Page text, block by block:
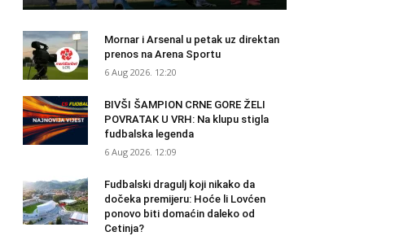
Mornar i Arsenal u petak uz direktan
prenos na Arena Sportu
6 Aug 2026. 12:20
BIVŠI ŠAMPION CRNE GORE ŽELI
POVRATAK U VRH: Na klupu stigla
fudbalska legenda
6 Aug 2026. 12:09
Fudbalski dragulj koji nikako da
dočeka premijeru: Hoće li Lovćen
ponovo biti domaćin daleko od
Cetinja?